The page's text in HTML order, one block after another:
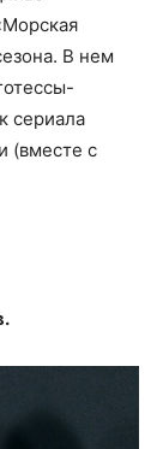
В нем
сериала
(вместе с